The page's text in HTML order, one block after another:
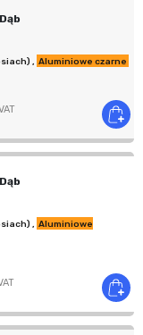
, Aluminiowe czarne
, Aluminiowe